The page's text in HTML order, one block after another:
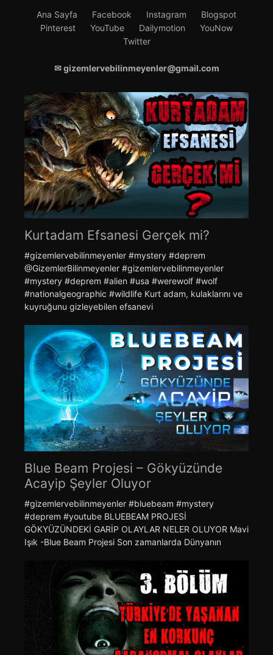
Ana Sayfa Facebook Instagram
Blogspot
Pinterest
YouTube Dailymotion
YouNow
Twitter
✉ gizemlervebilinmeyenler@gmail.com
Kurtadam Efsanesi Gerçek mi?
#gizemlervebilinmeyenler #mystery #deprem ​
@GizemlerBilinmeyenler #gizemlervebilinmeyenler
#mystery #deprem #alien #usa #werewolf #wolf
#nationalgeographic #wildlife Kurt adam, kulaklarını ve
kuyruğunu gizleyebilen efsanevi
Blue Beam Projesi – Gökyüzünde
Acayip Şeyler Oluyor
#gizemlervebilinmeyenler #bluebeam #mystery
#deprem #youtube BLUEBEAM PROJESİ
GÖKYÜZÜNDEKİ GARİP OLAYLAR NELER OLUYOR Mavi
Işık -Blue Beam Projesi Son zamanlarda Dünyanın